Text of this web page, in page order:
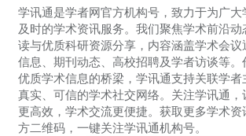
学讯通是学者网官方机构号，致力于为广大
及时的学术资讯服务。我们聚焦学术前沿
读与优质科研资源分享，内容涵盖学术会议
信息、期刊动态、高校招聘及学者访谈等
优质学术信息的桥梁，学讯通支持关联学者
真实、可信的学术社交网络。关注学讯通，
更高效，学术交流更便捷。获取更多学术
方二维码，一键关注学讯通机构号。